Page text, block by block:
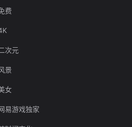
费
次元
景
女
易游戏独家